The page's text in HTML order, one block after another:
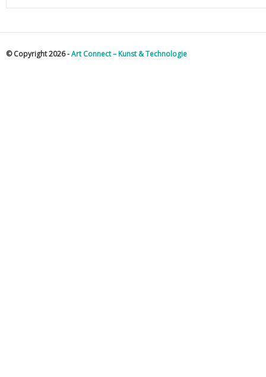
© Copyright 2026 -Art Connect – Kunst & Technologie